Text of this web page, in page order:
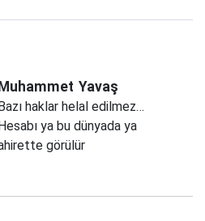
Yavaş
haklar helal edilmez…
ya bu dünyada ya
görülür